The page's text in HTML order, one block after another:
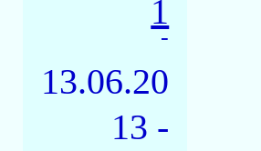
1
-
13.06.20
13 -